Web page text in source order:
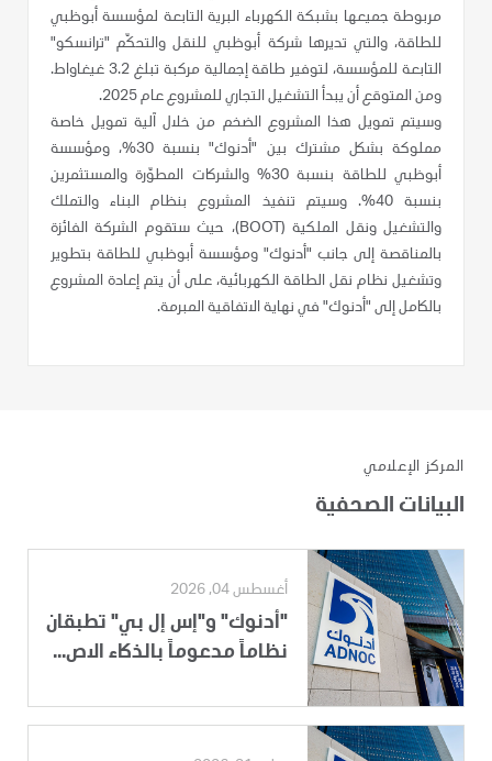
مربوطة جميعها بشبكة الكهرباء البرية التابعة لمؤسسة أبوظبي
للطاقة، والتي تديرها شركة أبوظبي للنقل والتحكّم "ترانسكو"
التابعة للمؤسسة، لتوفير طاقة إجمالية مركبة تبلغ 3.2 غيغاواط.
ومن المتوقع أن يبدأ التشغيل التجاري للمشروع عام 2025.
وسيتم تمويل هذا المشروع الضخم من خلال آلية تمويل خاصة
مملوكة بشكل مشترك بين "أدنوك" بنسبة 30%، ومؤسسة
أبوظبي للطاقة بنسبة 30% والشركات المطوّرة والمستثمرين
بنسبة 40%. وسيتم تنفيذ المشروع بنظام البناء والتملك
والتشغيل ونقل الملكية ( BOOT )، حيث ستقوم الشركة الفائزة
بالمناقصة إلى جانب "أدنوك" ومؤسسة أبوظبي للطاقة بتطوير
وتشغيل نظام نقل الطاقة الكهربائية، على أن يتم إعادة المشروع
بالكامل إلى "أدنوك" في نهاية الاتفاقية المبرمة.
المركز الإعلامي
البيانات الصحفية
أغسطس 04, 2026
"أدنوك" و"إس إل بي" تطبقان
نظاماً مدعوماً بالذكاء الاص...